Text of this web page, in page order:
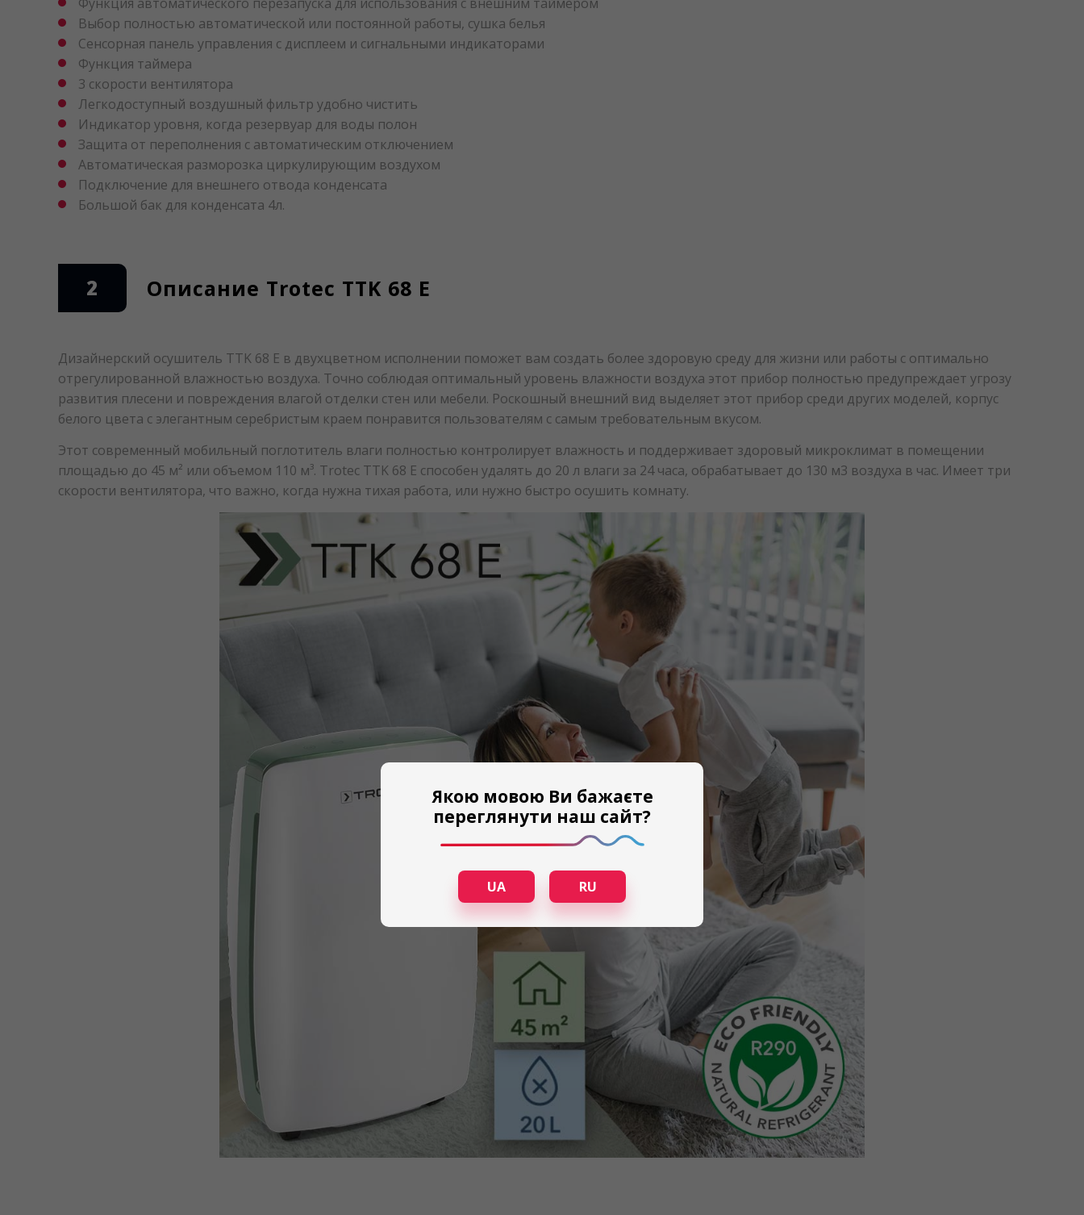
Выбор полностью автоматической или постоянной работы, сушка белья
Сенсорная панель управления с дисплеем и сигнальными индикаторами
Функция таймера
3 скорости вентилятора
Легкодоступный воздушный фильтр удобно чистить
Индикатор уровня, когда резервуар для воды полон
Защита от переполнения с автоматическим отключением
Автоматическая разморозка циркулирующим воздухом
Подключение для внешнего отвода конденсата
Большой бак для конденсата 4л.
2 Описание Trotec TTK 68 E
Дизайнерский осушитель TTK 68 E в двухцветном исполнении поможет вам создать более здоровую среду для жизни или работы с оптимально
отрегулированной влажностью воздуха. Точно соблюдая оптимальный уровень влажности воздуха этот прибор полностью предупреждает угрозу
развития плесени и повреждения влагой отделки стен или мебели. Роскошный внешний вид выделяет этот прибор среди других моделей, корпус
белого цвета с элегантным серебристым краем понравится пользователям с самым требовательным вкусом.
Этот современный мобильный поглотитель влаги полностью контролирует влажность и поддерживает здоровый микроклимат в помещении
площадью до 45 м² или объемом 110 м³. Trotec TTK 68 E способен удалять до 20 л влаги за 24 часа, обрабатывает до 130 м3 воздуха в час. Имеет три
скорости вентилятора, что важно, когда нужна тихая работа, или нужно быстро осушить комнату.
Якою мовою Ви бажаєте
переглянути наш сайт?
UA RU